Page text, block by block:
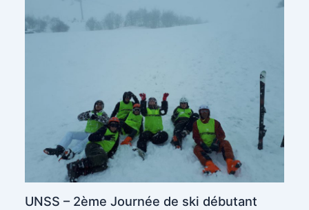
UNSS – 2ème Journée de ski débutant